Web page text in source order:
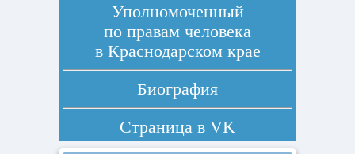
Уполномоченный
по правам человека
в Краснодарском крае
Биография
Страница в VK